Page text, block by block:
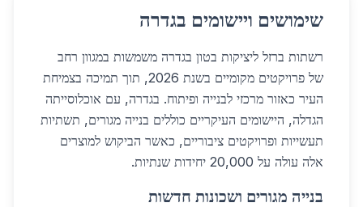
שימושים ויישומים בגדרה
רשתות ברזל ליציקות בטון בגדרה משמשות במגוון רחב
של פרויקטים מקומיים בשנת 2026, תוך תמיכה בצמיחת
העיר כאזור מרכזי לבנייה ופיתוח. בגדרה, עם אוכלוסייתה
הגדלה, היישומים העיקריים כוללים בנייה מגורים, תשתיות
תעשייות ופרויקטים ציבוריים, כאשר הביקוש למוצרים
אלה עולה על 20,000 יחידות שנתיות.
בנייה מגורים ושכונות חדשות